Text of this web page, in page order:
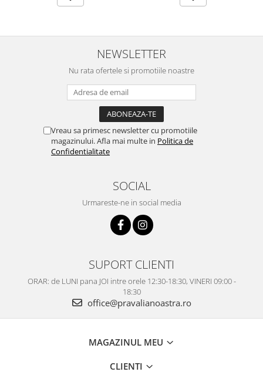
NEWSLETTER
Nu rata ofertele si promotiile noastre
Vreau sa primesc newsletter cu promotiile
magazinului. Afla mai multe in Politica de
Confidentialitate
SOCIAL
Urmareste-ne in social media
SUPORT CLIENTI
ORAR: de LUNI pana JOI intre orele 12:30-18:30, VINERI 09:00 -
18:30
office@pravalianoastra.ro
MAGAZINUL MEU
CLIENTI